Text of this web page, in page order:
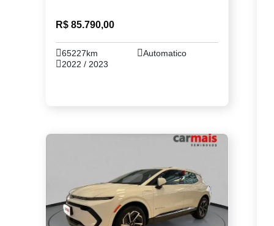
R$ 85.790,00
65227km
Automatico
2022 / 2023